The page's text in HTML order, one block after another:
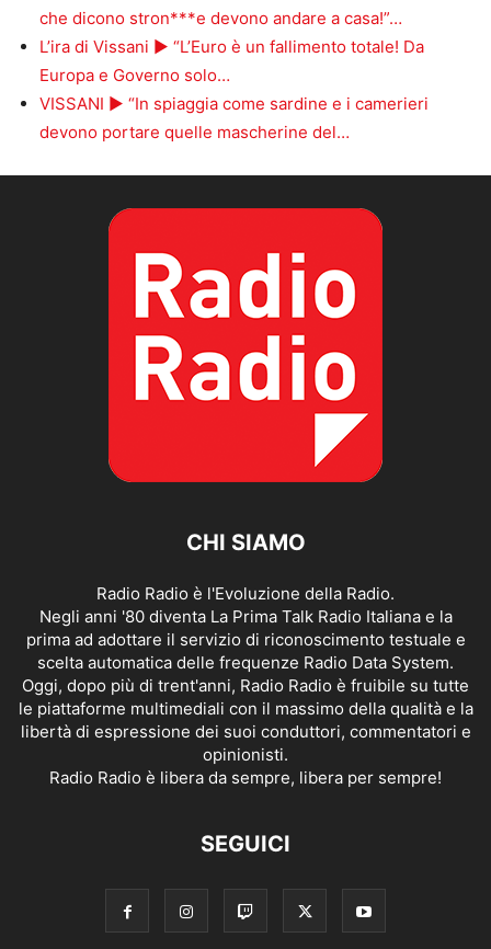
che dicono stron***e devono andare a casa!”…
L’ira di Vissani ► “L’Euro è un fallimento totale! Da
Europa e Governo solo…
VISSANI ► “In spiaggia come sardine e i camerieri
devono portare quelle mascherine del…
CHI SIAMO
Radio Radio è l'Evoluzione della Radio.
Negli anni '80 diventa La Prima Talk Radio Italiana e la
prima ad adottare il servizio di riconoscimento testuale e
scelta automatica delle frequenze Radio Data System.
Oggi, dopo più di trent'anni, Radio Radio è fruibile su tutte
le piattaforme multimediali con il massimo della qualità e la
libertà di espressione dei suoi conduttori, commentatori e
opinionisti.
Radio Radio è libera da sempre, libera per sempre!
SEGUICI